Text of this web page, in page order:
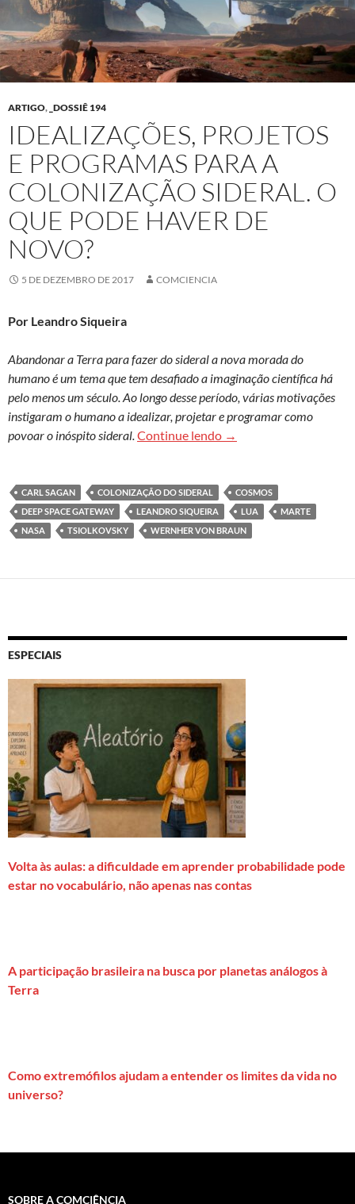
ARTIGO, _DOSSIÊ 194
IDEALIZAÇÕES, PROJETOS
E PROGRAMAS PARA A
COLONIZAÇÃO SIDERAL. O
QUE PODE HAVER DE
NOVO?
5 DE DEZEMBRO DE 2017 COMCIENCIA
Por Leandro Siqueira
Abandonar a Terra para fazer do sideral a nova morada do
humano é um tema que tem desafiado a imaginação científica há
pelo menos um século. Ao longo desse período, várias motivações
instigaram o humano a idealizar, projetar e programar como
povoar o inóspito sideral.Continue lendo Idealizações, projetos
→
CARL SAGAN COLONIZAÇÃO DO SIDERAL
COSMOS
DEEP SPACE GATEWAY
LEANDRO SIQUEIRA LUA
MARTE
NASA
TSIOLKOVSKY WERNHER VON BRAUN
ESPECIAIS
Volta às aulas: a dificuldade em aprender probabilidade pode
estar no vocabulário, não apenas nas contas
A participação brasileira na busca por planetas análogos à
Terra
Como extremófilos ajudam a entender os limites da vida no
universo?
SOBRE A COMCIÊNCIA